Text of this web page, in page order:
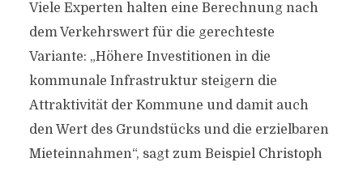
Viele Experten halten eine Berechnung nach
dem Verkehrswert für die gerechteste
Variante: „Höhere Investitionen in die
kommunale Infrastruktur steigern die
Attraktivität der Kommune und damit auch
den Wert des Grundstücks und die erzielbaren
Mieteinnahmen“, sagt zum Beispiel Christoph